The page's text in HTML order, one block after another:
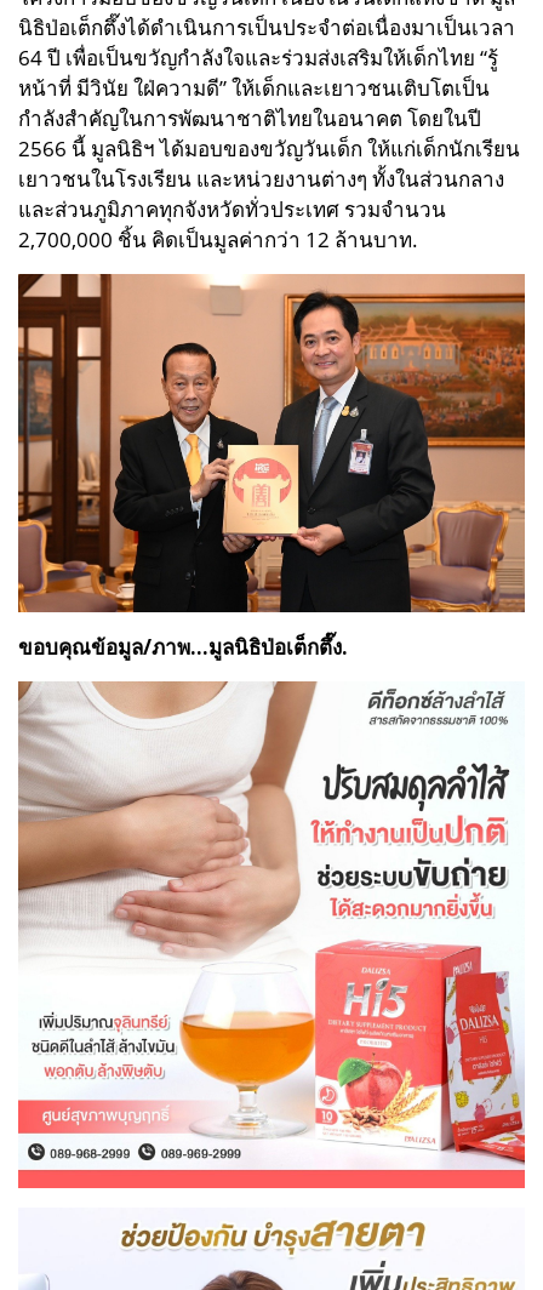
นิธิป่อเต็กตึ๊งได้ดำเนินการเป็นประจำต่อเนื่องมาเป็นเวลา
64 ปี เพื่อเป็นขวัญกำลังใจและร่วมส่งเสริมให้เด็กไทย “รู้
หน้าที่ มีวินัย ใฝ่ความดี” ให้เด็กและเยาวชนเติบโตเป็น
กำลังสำคัญในการพัฒนาชาติไทยในอนาคต โดยในปี
2566 นี้ มูลนิธิฯ ได้มอบของขวัญวันเด็ก ให้แก่เด็กนักเรียน
เยาวชนในโรงเรียน และหน่วยงานต่างๆ ทั้งในส่วนกลาง
และส่วนภูมิภาคทุกจังหวัดทั่วประเทศ รวมจำนวน
2,700,000 ชิ้น คิดเป็นมูลค่ากว่า 12 ล้านบาท.
ขอบคุณข้อมูล/ภาพ...มูลนิธิป่อเต็กตึ๊ง.